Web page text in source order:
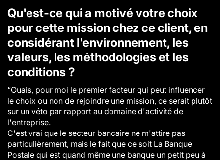
Qu'est-ce qui a motivé votre choix
pour cette mission chez ce client, en
considérant l'environnement, les
valeurs, les méthodologies et les
conditions ?
“Ouais, pour moi le premier facteur qui peut influencer
le choix ou non de rejoindre une mission, ce serait plutôt
sur un véto par rapport au domaine d'activité de
l'entreprise.
C'est vrai que le secteur bancaire ne m'attire pas
particulièrement, mais le fait que ce soit La Banque
Postale qui est quand même une banque un petit peu à